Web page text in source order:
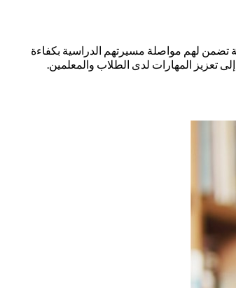
تضمن لهم مواصلة مسيرتهم الدراسية بكفاءة
تعزيز المهارات لدى الطلاب والمعلمين.